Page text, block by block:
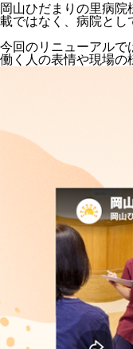
岡山ひだまりの里病
載ではなく、病院とし
今回のリニューアルで
働く人の表情や現場の